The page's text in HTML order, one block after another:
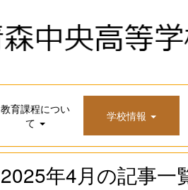
教育課程につい
て
学校情報
2025年4月の記事一